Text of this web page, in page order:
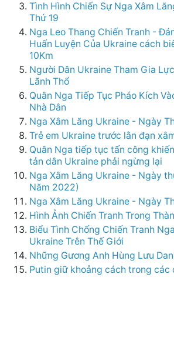
Tình Hình Chiến Sự Nga Xâm
Thứ 19
Nga Leo Thang Chiến Tranh -
Huấn Luyện Của Ukraine cách
10Km
Người Dân Ukraine Tham Gia
Lãnh Thổ
Quân Nga Tiếp Tục Pháo Kích
Nhà Dân
Nga Xâm Lăng Ukraine - Ngày
Trẻ em Ukraine trước lằn đạn
Quân Nga tiếp tục tấn công
tản dân Ukraine phải ngừng lại
Nga Xâm Lăng Ukraine - Ngày
Năm 2022)
Nga Xâm Lăng Ukraine - Ngày
Hình Ảnh Chiến Tranh Trong
Biểu Tình Chống Chiến Tranh
Ukraine Trên Thế Giới
Những Gương Anh Hùng Lưu
Putin giữ khoảng cách trong các